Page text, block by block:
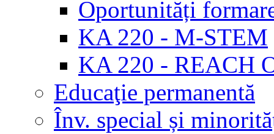
Oportunități
KA 220 - M-STEM
KA 220 - REACH
Educaţie permanentă
Înv. special și